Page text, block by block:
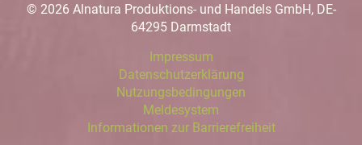
© 2026 Alnatura Produktions- und Handels GmbH, DE-
64295 Darmstadt
Impressum
Datenschutzerklärung
Nutzungsbedingungen
Meldesystem
Informationen zur Barrierefreiheit